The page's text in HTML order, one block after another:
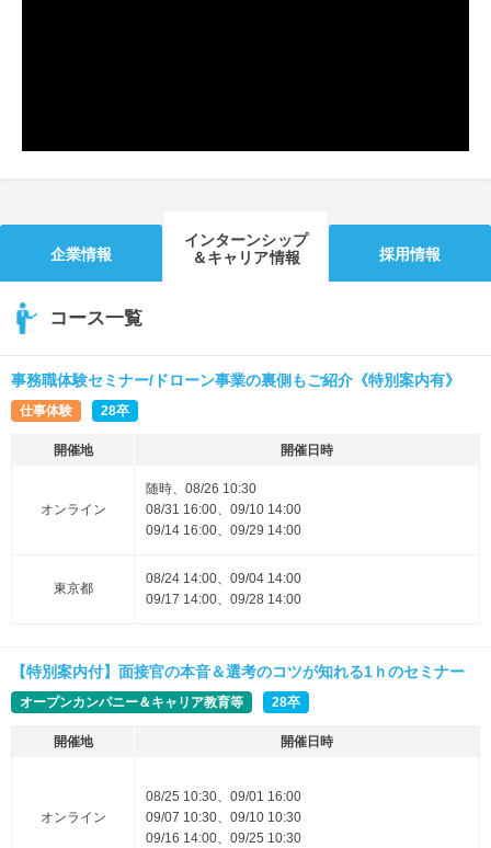
企業情報
インターンシップ
＆キャリア情報
採用情報
コース一覧
事務職体験セミナー/ドローン事業の裏側もご紹介《特別案内有》
仕事体験 28卒
開催地 開催日時
オンライン
随時、08/26 10:30
08/31 16:00、09/10 14:00
09/14 16:00、09/29 14:00
東京都
08/24 14:00、09/04 14:00
09/17 14:00、09/28 14:00
【特別案内付】面接官の本音＆選考のコツが知れる1ｈのセミナー
オープンカンパニー＆キャリア教育等 28卒
開催地 開催日時
オンライン
08/25 10:30、09/01 16:00
09/07 10:30、09/10 10:30
09/16 14:00、09/25 10:30